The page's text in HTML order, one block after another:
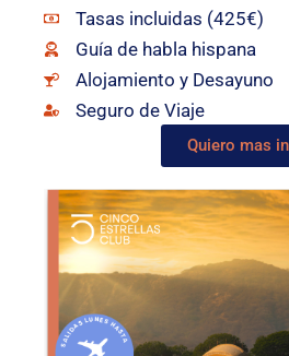
Tasas incluidas (425€)
Guía de habla hispana
Alojamiento y Desayuno
Seguro de Viaje
Quiero mas